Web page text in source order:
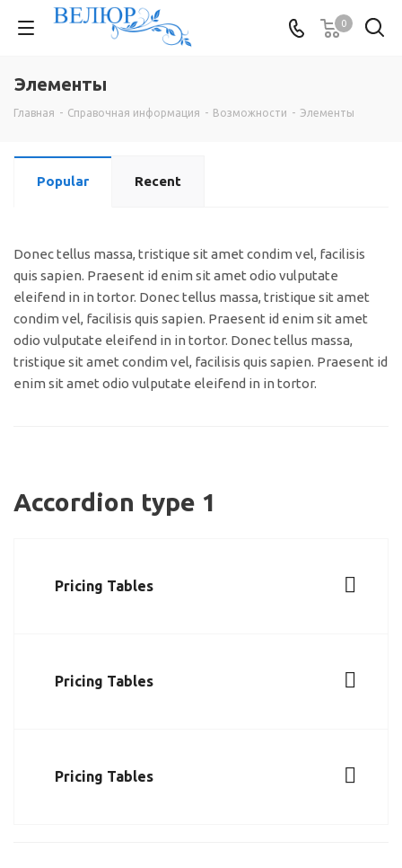
0
Элементы
Главная - Справочная информация - Возможности - Элементы
Popular Recent
Donec tellus massa, tristique sit amet condim vel, facilisis
quis sapien. Praesent id enim sit amet odio vulputate
eleifend in in tortor. Donec tellus massa, tristique sit amet
condim vel, facilisis quis sapien. Praesent id enim sit amet
odio vulputate eleifend in in tortor. Donec tellus massa,
tristique sit amet condim vel, facilisis quis sapien. Praesent id
enim sit amet odio vulputate eleifend in in tortor.
Accordion type 1
Pricing Tables
Pricing Tables
Pricing Tables